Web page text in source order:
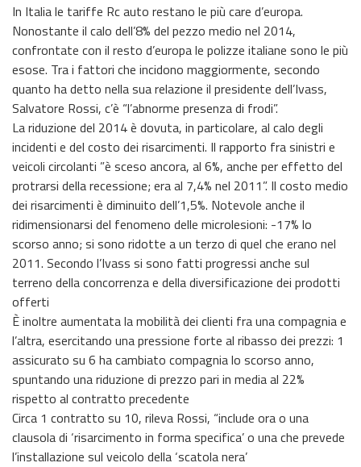
In Italia le tariffe Rc auto restano le più care d’europa.
Nonostante il calo dell’8% del pezzo medio nel 2014,
confrontate con il resto d’europa le polizze italiane sono le più
esose. Tra i fattori che incidono maggiormente, secondo
quanto ha detto nella sua relazione il presidente dell’Ivass,
Salvatore Rossi, c’è “l’abnorme presenza‎ di frodi”.
La riduzione del 2014 è dovuta, in particolare, al calo degli
incidenti e del costo dei risarcimenti. Il rapporto fra sinistri e
veicoli circolanti ”è sceso ancora, al 6%, anche per effetto del
protrarsi della recessione; era al 7,4% nel 2011”. Il costo medio
dei risarcimenti è diminuito dell’1,5%. Notevole anche il
ridimensionarsi del fenomeno delle microlesioni: -17% lo
scorso anno; si sono ridotte a un terzo di quel che erano nel
2011. Secondo l’Ivass si sono fatti progressi anche sul
terreno della concorrenza e della diversificazione dei prodotti
offerti
È inoltre aumentata la mobilità dei clienti fra una compagnia e
l’altra, esercitando una pressione forte al ribasso dei prezzi: 1
assicurato su 6 ha cambiato compagnia lo scorso anno,
spuntando una riduzione di prezzo pari in media al 22%
rispetto al contratto precedente
Circa 1 contratto su 10, rileva Rossi, “include ora o una
clausola di ‘risarcimento in forma specifica’ o una che prevede
l’installazione sul veicolo della ‘scatola nera’